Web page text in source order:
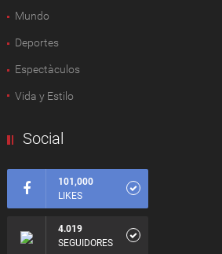
Mundo
Deportes
Espectàculos
Vida y Estilo
Social
101,000
LIKES
4.019
SEGUIDORES